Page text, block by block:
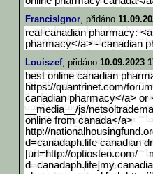
FrancisIgnor, přidáno
real canadian pharmacy:
pharmacy</a> - canadian
Louiszef, přidáno 10.09.2023
best online canadian
https://quantrinet.com/
canadian pharmacy</a> or
__media__/js/
online from canada</a>
http://nationalhousingfun
d=canadaph.life canadian
[url=http://optiosteo.com/
d=canadaph.life]my